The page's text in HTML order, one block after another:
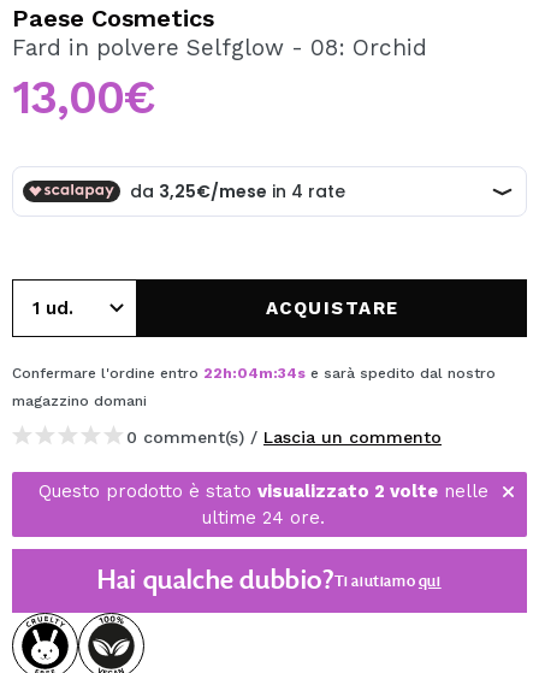
Creando un account su Maquibeauty.it potrai fare i tuoi
acquisti velocemente, controllare lo stato dei tuoi ordini e
consultare le tue operazioni precedenti.
CREARE UN ACCOUNT
Paese Cosmetics
Fard in polvere Selfglow - 08: Orchid
13,00€
ACQUISTARE
Confermare l'ordine entro 22h:04m:34s e sarà spedito dal nostro
magazzino domani
0 comment(s) / Lascia un commento
Questo prodotto è stato visualizzato 2 volte nelle
ultime 24 ore.
Hai qualche dubbio?Ti aiutiamoqui